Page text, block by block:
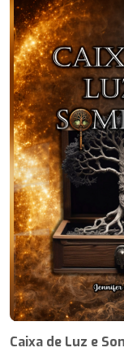
Caixa de Luz e